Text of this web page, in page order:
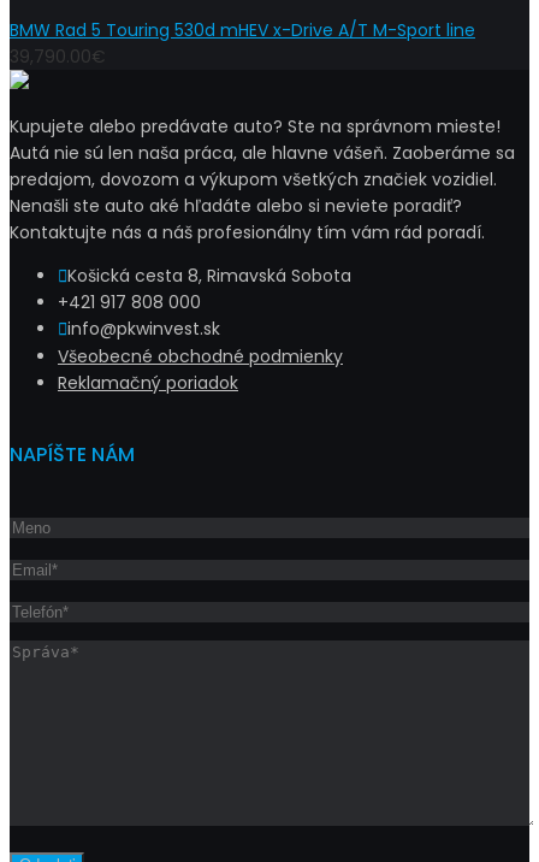
BMW Rad 5 Touring 530d mHEV x-Drive A/T M-Sport line
39,790.00€
Kupujete alebo predávate auto? Ste na správnom mieste!
Autá nie sú len naša práca, ale hlavne vášeň. Zaoberáme sa
predajom, dovozom a výkupom všetkých značiek vozidiel.
Nenašli ste auto aké hľadáte alebo si neviete poradiť?
Kontaktujte nás a náš profesionálny tím vám rád poradí.
Košická cesta 8, Rimavská Sobota
+421 917 808 000
info@pkwinvest.sk
Všeobecné obchodné podmienky
Reklamačný poriadok
NAPÍŠTE NÁM